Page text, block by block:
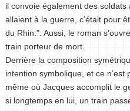
il convoie également des
allaient à la guerre, c’était pour
du Rhin.". Aussi, le roman
train porteur de mort.
Derrière la composition
intention symbolique, et ce
même où Jacques accomplit le
si longtemps en lui, un train